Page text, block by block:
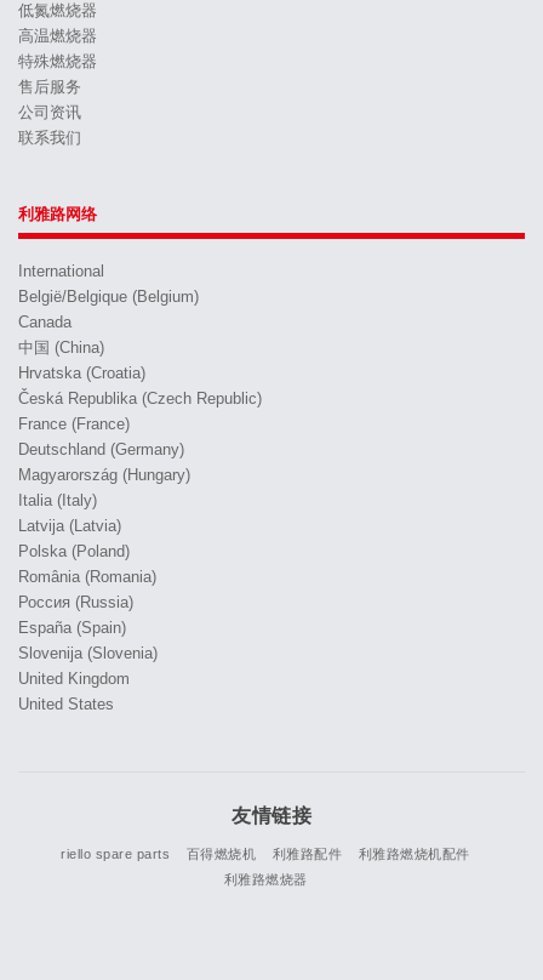
低氮燃烧器
高温燃烧器
特殊燃烧器
售后服务
公司资讯
联系我们
利雅路网络
International
België/Belgique (Belgium)
Canada
中国 (China)
Hrvatska (Croatia)
Česká Republika (Czech Republic)
France (France)
Deutschland (Germany)
Magyarország (Hungary)
Italia (Italy)
Latvija (Latvia)
Polska (Poland)
România (Romania)
Россия (Russia)
España (Spain)
Slovenija (Slovenia)
United Kingdom
United States
友情链接
riello spare parts 百得燃烧机 利雅路配件
利雅路燃烧机配件
利雅路燃烧器